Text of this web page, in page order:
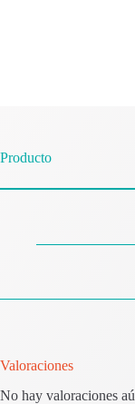
Producto
Valoraciones
No hay valoraciones